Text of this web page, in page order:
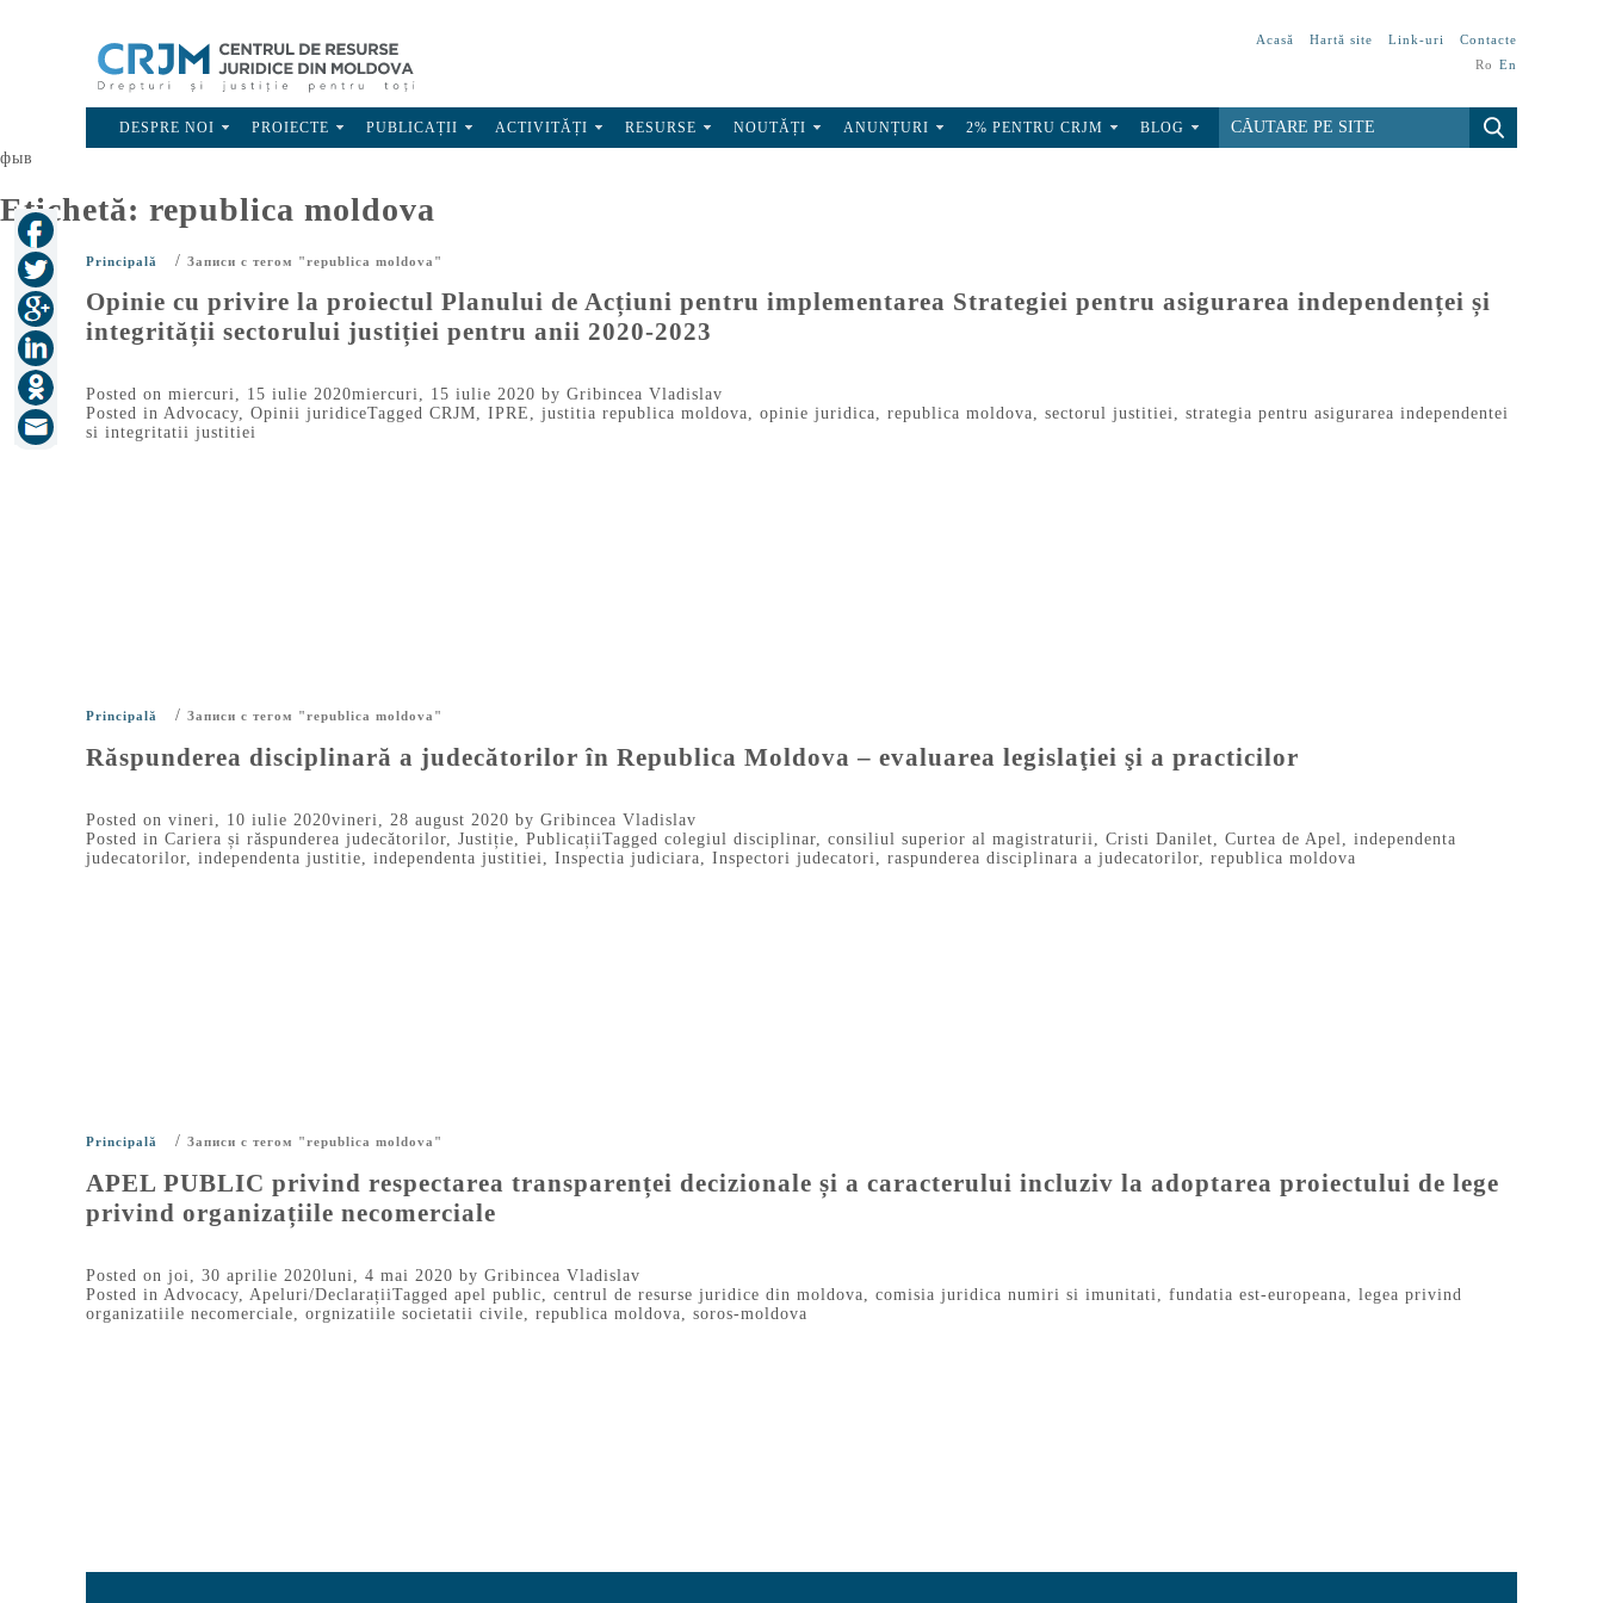
Acasă Hartă site Link-uri
Contacte
Ro En
DESPRE NOI PROIECTE PUBLICAȚII ACTIVITĂȚI RESURSE NOUTĂȚI ANUNȚURI 2% PENTRU CRJM BLOG
фыв
Etichetă: republica moldova
Principală / Записи с тегом "republica moldova"
Opinie cu privire la proiectul Planului de Acțiuni pentru implementarea Strategiei pentru asigurarea independenței și
integrității sectorului justiției pentru anii 2020-2023
Posted on miercuri, 15 iulie 2020miercuri, 15 iulie 2020 by Gribincea Vladislav
Posted in Advocacy, Opinii juridiceTagged CRJM, IPRE , justitia republica moldova, opinie juridica, republica moldova, sectorul justitiei, strategia pentru asigurarea independentei
si integritatii justitiei
Principală / Записи с тегом "republica moldova"
Răspunderea disciplinară a judecătorilor în Republica Moldova – evaluarea legislaţiei şi a practicilor
Posted on vineri, 10 iulie 2020vineri, 28 august 2020 by Gribincea Vladislav
Posted in Cariera și răspunderea judecătorilor, Justiție, PublicațiiTagged colegiul disciplinar, consiliul superior al magistraturii, Cristi Danilet, Curtea de Apel, independenta
judecatorilor, independenta justitie, independenta justitiei, Inspectia judiciara, Inspectori judecatori, raspunderea disciplinara a judecatorilor, republica moldova
Principală / Записи с тегом "republica moldova"
APEL PUBLIC privind respectarea transparenței decizionale și a caracterului incluziv la adoptarea proiectului de lege
privind organizațiile necomerciale
Posted on joi, 30 aprilie 2020luni, 4 mai 2020 by Gribincea Vladislav
Posted in Advocacy, Apeluri/DeclarațiiTagged apel public, centrul de resurse juridice din moldova, comisia juridica numiri si imunitati, fundatia est-europeana, legea privind
organizatiile necomerciale, orgnizatiile societatii civile, republica moldova, soros-moldova